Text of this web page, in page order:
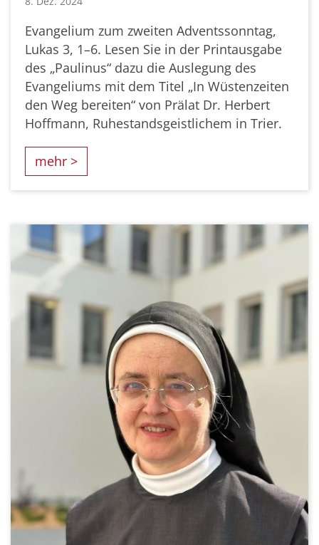
Evangelium zum zweiten Adventssonntag,
Lukas 3, 1–6. Lesen Sie in der Printausgabe
des „Paulinus“ dazu die Auslegung des
Evangeliums mit dem Titel „In Wüstenzeiten
den Weg bereiten“ von Prälat Dr. Herbert
Hoffmann, Ruhestandsgeistlichem in Trier.
mehr >